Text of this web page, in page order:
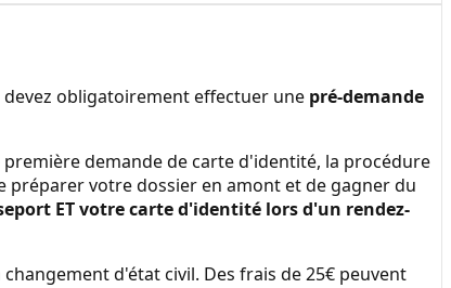
devez obligatoirement effectuer une pré-demande
demande de carte d'identité, la procédure
votre dossier en amont et de gagner du
ET votre carte d'identité lors d'un rendez-
d'état civil. Des frais de 25€ peuvent